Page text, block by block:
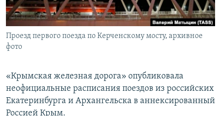
КРЫМ.НЕПОКОРЕННЫЙ
ELIFBE
УКРАИНСКАЯ ПРОБЛЕМА КРЫМА
Проезд первого поезда по Керченскому мосту, архивное
фото
«Крымская железная дорога» опубликовала
неофициальные расписания поездов из российских
Екатеринбурга и Архангельска в аннексированный
Россией Крым.